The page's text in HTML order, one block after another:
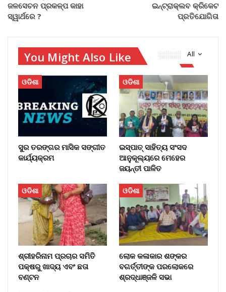
ଜଳସେଚନ ପ୍ରକଳ୍ପ କାହା
‌ସ୍ୱାର୍ଥରେ ?
ଇନ୍‌ଟ୍ରାକ୍ଲବ କ୍ରିକେଟ
ପ୍ରତିଯୋଗିତା
All
You Might Also Like
ଓଡିଶା
ସୁର ତରଙ୍ଗର ମାସିକ ସଙ୍ଗୀତ
କାର୍ଯ୍ୟକ୍ରମ
ଓଡିଶା
ଇସ୍ପାତ୍ ସାହିତ୍ୟ ସଂସଦ
ଆନୁକୂଲ୍ୟରେ ମେହେର
ଜୟନ୍ତୀ ପାଳିତ
ଓଡିଶା
ଶ୍ରୀହରିନାମ ପ୍ରଚାର ସମିତି
ପକ୍ଷରୁ ଖାଦ୍ୟ ଏବଂ ଛତା
ବଣ୍ଟନ
ଓଡିଶା
ଲୋକ କଳାକାର ଶଙ୍କର
ବଗର୍ତ୍ତୀଙ୍କ ପରଲୋକରେ
ଶ୍ରଦ୍ଧାଞ୍ଜଳି ସଭା